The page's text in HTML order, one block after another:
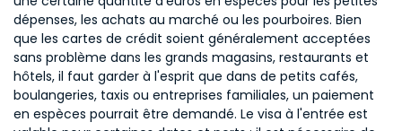
dépenses, les achats au marché ou les pourboires. Bien
que les cartes de crédit soient généralement acceptées
sans problème dans les grands magasins, restaurants et
hôtels, il faut garder à l'esprit que dans de petits cafés,
boulangeries, taxis ou entreprises familiales, un paiement
en espèces pourrait être demandé. Le visa à l'entrée est